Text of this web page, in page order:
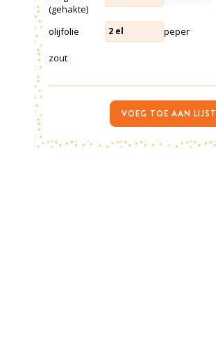
(gehakte)
olijfolie 2 el peper
zout
VOEG TOE AAN LIJST